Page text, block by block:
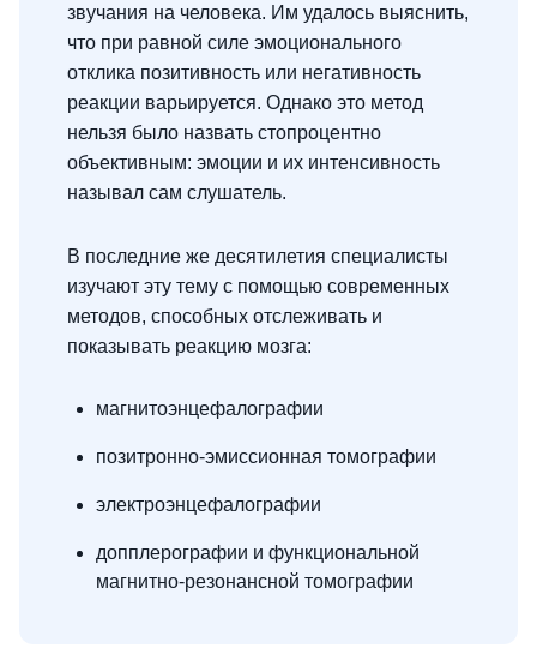
звучания на человека. Им удалось выяснить,
что при равной силе эмоционального
отклика позитивность или негативность
реакции варьируется. Однако это метод
нельзя было назвать стопроцентно
объективным: эмоции и их интенсивность
называл сам слушатель.
В последние же десятилетия специалисты
изучают эту тему с помощью современных
методов, способных отслеживать и
показывать реакцию мозга:
магнитоэнцефалографии
позитронно-эмиссионная томографии
электроэнцефалографии
допплерографии и функциональной
магнитно-резонансной томографии